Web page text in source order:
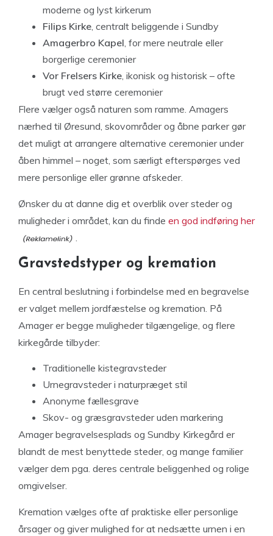
moderne og lyst kirkerum
Filips Kirke, centralt beliggende i Sundby
Amagerbro Kapel, for mere neutrale eller
borgerlige ceremonier
Vor Frelsers Kirke, ikonisk og historisk – ofte
brugt ved større ceremonier
Flere vælger også naturen som ramme. Amagers
nærhed til Øresund, skovområder og åbne parker gør
det muligt at arrangere alternative ceremonier under
åben himmel – noget, som særligt efterspørges ved
mere personlige eller grønne afskeder.
Ønsker du at danne dig et overblik over steder og
muligheder i området, kan du finde en god indføring her
.
Gravstedstyper og kremation
En central beslutning i forbindelse med en begravelse
er valget mellem jordfæstelse og kremation. På
Amager er begge muligheder tilgængelige, og flere
kirkegårde tilbyder:
Traditionelle kistegravsteder
Urnegravsteder i naturpræget stil
Anonyme fællesgrave
Skov- og græsgravsteder uden markering
Amager begravelsesplads og Sundby Kirkegård er
blandt de mest benyttede steder, og mange familier
vælger dem pga. deres centrale beliggenhed og rolige
omgivelser.
Kremation vælges ofte af praktiske eller personlige
årsager og giver mulighed for at nedsætte urnen i en